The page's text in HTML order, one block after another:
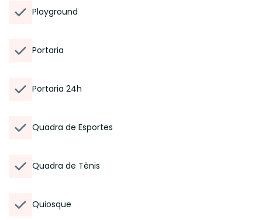
Playground
Portaria
Portaria 24h
Quadra de Esportes
Quadra de Tênis
Quiosque